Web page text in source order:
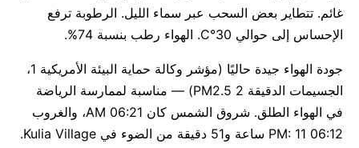
غائم. تتطاير بعض السحب عبر سماء الليل. الرطوبة ترفع
الإحساس إلى حوالي 30°C. الهواء رطب بنسبة 74%.
جودة الهواء جيدة حاليًا (مؤشر وكالة حماية البيئة الأمريكية 1،
الجسيمات الدقيقة PM2.5 2) — مناسبة لممارسة الرياضة
في الهواء الطلق. شروق الشمس كان 06:21 AM، والغروب
06:12 PM: 11 ساعة و51 دقيقة من الضوء في Kulia Village.